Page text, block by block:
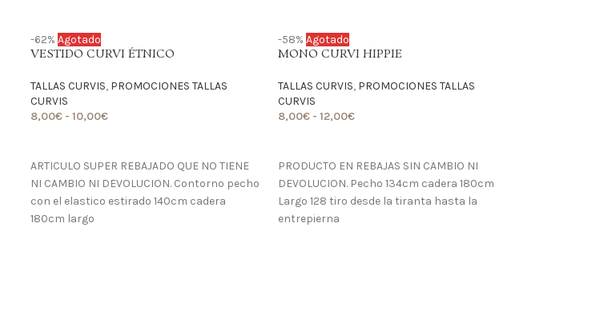
-62% Agotado
VESTIDO CURVI ÉTNICO
TALLAS CURVIS, PROMOCIONES TALLAS
CURVIS
8,00€ - 10,00€
ARTICULO SUPER REBAJADO QUE NO TIENE
NI CAMBIO NI DEVOLUCION. Contorno pecho
con el elastico estirado 140cm cadera
180cm largo
-58% Agotado
MONO CURVI HIPPIE
TALLAS CURVIS, PROMOCIONES TALLAS
CURVIS
8,00€ - 12,00€
PRODUCTO EN REBAJAS SIN CAMBIO NI
DEVOLUCION. Pecho 134cm cadera 180cm
Largo 128 tiro desde la tiranta hasta la
entrepierna